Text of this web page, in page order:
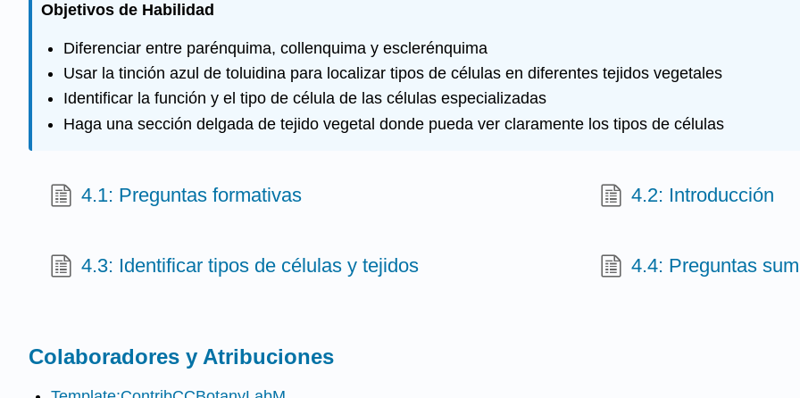
Objetivos de Habilidad
Diferenciar entre parénquima, collenquima y esclerénquima
Usar la tinción azul de toluidina para localizar tipos de células en diferentes tejidos vegetales
Identificar la función y el tipo de célula de las células especializadas
Haga una sección delgada de tejido vegetal donde pueda ver claramente los tipos de células
4.1: Preguntas formativas 4.2: Introducción
4.3: Identificar tipos de células y tejidos 4.4: Preguntas
Colaboradores y Atribuciones